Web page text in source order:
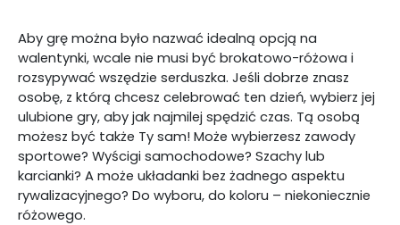
Aby grę można było nazwać idealną opcją na
walentynki, wcale nie musi być brokatowo-różowa i
rozsypywać wszędzie serduszka. Jeśli dobrze znasz
osobę, z którą chcesz celebrować ten dzień, wybierz jej
ulubione gry, aby jak najmilej spędzić czas. Tą osobą
możesz być także Ty sam! Może wybierzesz zawody
sportowe? Wyścigi samochodowe? Szachy lub
karcianki? A może układanki bez żadnego aspektu
rywalizacyjnego? Do wyboru, do koloru – niekoniecznie
różowego.